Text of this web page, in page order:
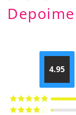
4.95
Avaliação5